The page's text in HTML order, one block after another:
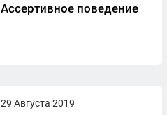
Ассертивное поведение
29 Августа 2019